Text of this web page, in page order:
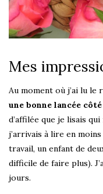
Mes
Au moment où j’ai lu le
une bonne lancée
d’affilée que je lisais
j’arrivais à lire en moins
travail, un enfant de
difficile de faire plus).
jours.